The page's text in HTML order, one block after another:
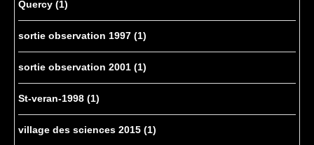
Quercy (1)
sortie observation 1997 (1)
sortie observation 2001 (1)
St-veran-1998 (1)
village des sciences 2015 (1)